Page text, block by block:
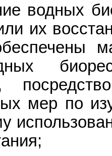
водных
их
мер по